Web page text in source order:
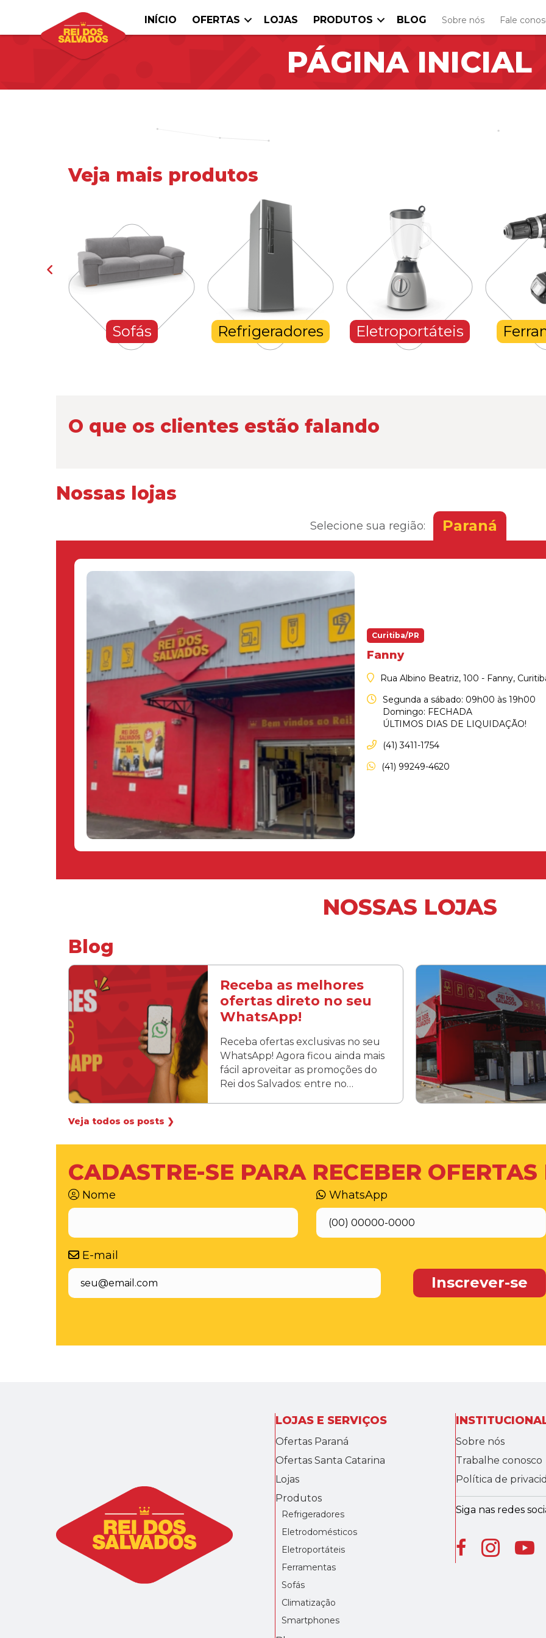
INÍCIO OFERTAS LOJAS PRODUTOS BLOG Sobre nós Fale
PÁGINA INICIAL
Veja mais produtos
Sofás Refrigeradores Eletroportáteis
O que os clientes estão falando
Nossas lojas
Selecione sua região: Paraná
Curitiba/PR
Fanny
Rua Albino Beatriz, 100 - Fanny,
Segunda a sábado: 09h00 às 19h00
Domingo: FECHADA
ÚLTIMOS DIAS DE LIQUIDAÇÃO!
(41) 3411-1754
(41) 99249-4620
NOSSAS LOJAS
Blog
Receba as melhores
ofertas direto no seu
WhatsApp!
Receba ofertas exclusivas no seu
WhatsApp! Agora ficou ainda mais
fácil aproveitar as promoções do
Rei dos Salvados: entre no…
Veja todos os posts ❯
CADASTRE-SE PARA RECEBER
Nome WhatsApp
E-mail
LOJAS E SERVIÇOS
Ofertas Paraná
Ofertas Santa Catarina
Lojas
Produtos
Refrigeradores
Eletrodomésticos
Eletroportáteis
Ferramentas
Sofás
Climatização
Smartphones
Sobre nós
Trabalhe conosco
Política de
Siga nas redes